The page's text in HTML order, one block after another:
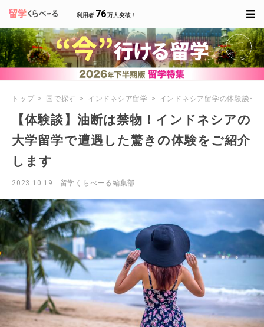
利用者 76万人突破！
トップ 国で探す インドネシア留学 インドネシア留学の体験談一覧
【体験談】油断は禁物！インドネシアの
大学留学で遭遇した驚きの体験をご紹介
します
2023.10.19 留学くらべーる編集部